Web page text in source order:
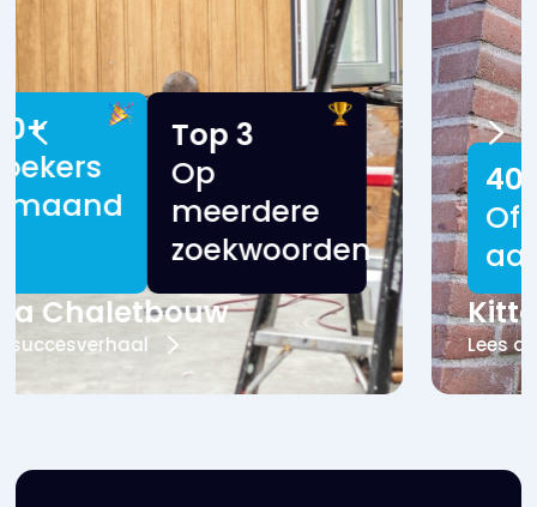
Kittenvoegen
Lees dit succesverhaal
400+
Offerte
aanvragen
In Google